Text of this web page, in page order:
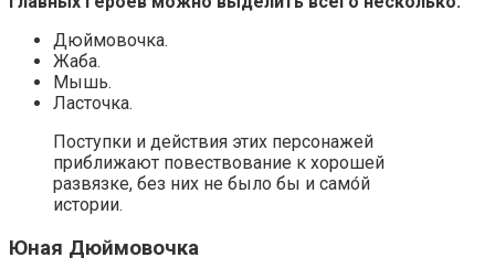
Дюймовочка.
Жаба.
Мышь.
Ласточка.
Поступки и действия этих персонажей
приближают повествование к хорошей
развязке, без них не было бы и само́й
истории.
Юная Дюймовочка